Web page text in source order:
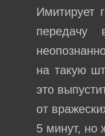
Имитирует
передачу
на такую
это
от
5 минут, но